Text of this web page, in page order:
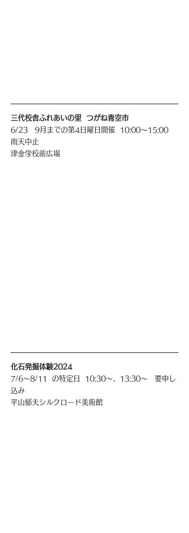
三代校舎ふれあいの里  つがね青空市
6/23   9月までの第4日曜日開催  10:00〜15:00
雨天中止
津金学校前広場
化石発掘体験2024
7/6〜8/11  の特定日  10:30〜、13:30〜   要申し
込み
平山郁夫シルクロード美術館